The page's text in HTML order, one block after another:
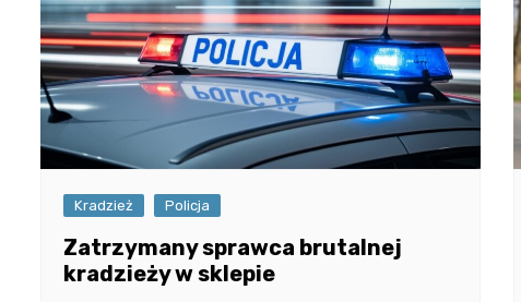
Kradzież Policja
Zatrzymany sprawca brutalnej
kradzieży w sklepie